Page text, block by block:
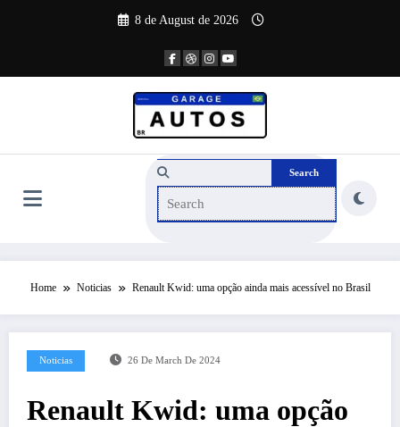
8 de August de 2026
Home Noticias Renault Kwid: uma opção ainda mais acessível no Brasil
Noticias 26 De March De 2024
Renault Kwid: uma opção